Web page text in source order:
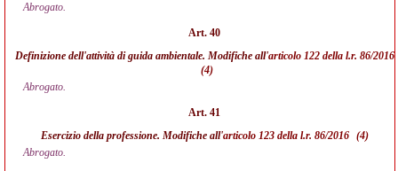
Abrogato.
Art. 40
Definizione dell'attività di guida ambientale. Modifiche all'articolo 122 della l.r. 86/2016
(4)
Abrogato.
Art. 41
Esercizio della professione. Modifiche all'articolo 123 della l.r. 86/2016
(4)
Abrogato.